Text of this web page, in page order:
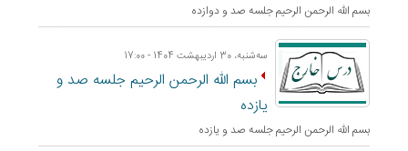
بسم الله الرحمن الرحيم جلسه صد و دوازده
ﺳﻪشنبه، 30 اردیبهشت 1404 - 17:00
بسم الله الرحمن الرحيم جلسه صد و
یازده
بسم الله الرحمن الرحيم جلسه صد و یازده